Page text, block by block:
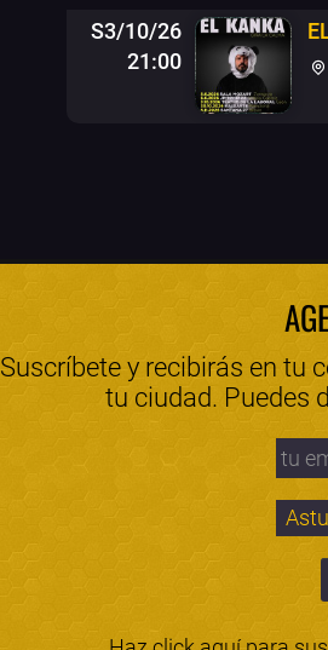
S3/10/26
21:00
Suscríbete y recibirás en tu
tu ciudad. Puedes